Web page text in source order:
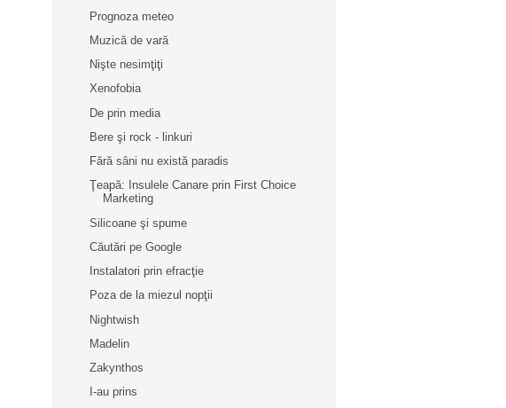
Prognoza meteo
Muzică de vară
Nişte nesimţiţi
Xenofobia
De prin media
Bere şi rock - linkuri
Fără sâni nu există paradis
Ţeapă: Insulele Canare prin First Choice
Marketing
Silicoane şi spume
Căutări pe Google
Instalatori prin efracţie
Poza de la miezul nopţii
Nightwish
Madelin
Zakynthos
I-au prins